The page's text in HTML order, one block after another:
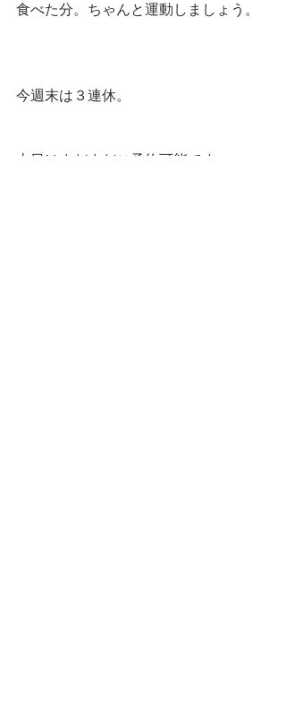
食べた分。ちゃんと運動しましょう。
今週末は３連休。
土日はまだまだご予約可能です。